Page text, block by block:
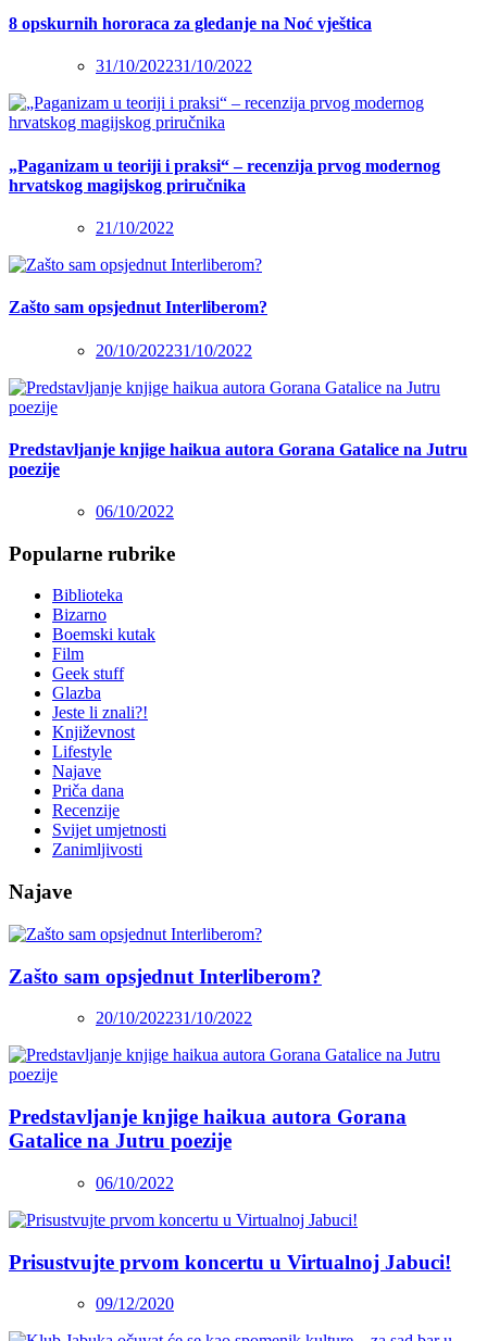
8 opskurnih hororaca za gledanje na Noć vještica
31/10/202231/10/2022
„Paganizam u teoriji i praksi“ – recenzija prvog modernog
hrvatskog magijskog priručnika
21/10/2022
Zašto sam opsjednut Interliberom?
20/10/202231/10/2022
Predstavljanje knjige haikua autora Gorana Gatalice na Jutru
poezije
06/10/2022
Popularne rubrike
Biblioteka
Bizarno
Boemski kutak
Film
Geek stuff
Glazba
Jeste li znali?!
Književnost
Lifestyle
Najave
Priča dana
Recenzije
Svijet umjetnosti
Zanimljivosti
Najave
Zašto sam opsjednut Interliberom?
20/10/202231/10/2022
Predstavljanje knjige haikua autora Gorana
Gatalice na Jutru poezije
06/10/2022
Prisustvujte prvom koncertu u Virtualnoj Jabuci!
09/12/2020